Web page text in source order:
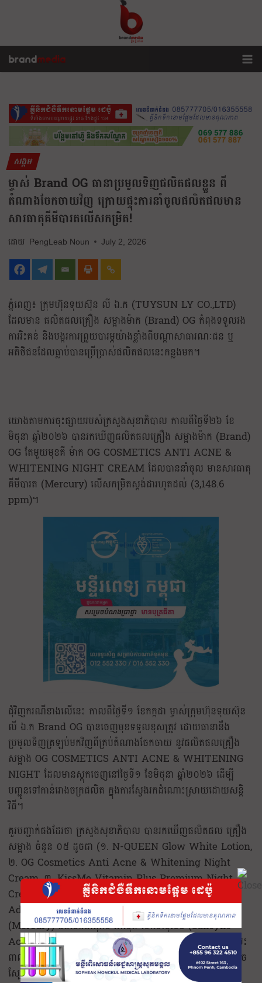
សង្គម
ម្ចាស់ Brand OG ធានាប្រមូលទិញផលិតផលខ្លួន ពី
តំណាងចែកចាយវិញ ក្រោយផ្ទុះការនាំចូលផលិតផលមាន
សារធាតុគីមីបារតលើសកម្រិត!
PengLeab Noun July 2, 2026
ភ្នំពេញ៖ ក្រុមហ៊ុនទុយស៊ុន លី ឯ.ក (TUYSUN LY CO.,LTD)
ដែលមាន ផលិតផលគ្រឿង សម្អាងម៉ាក (Brand) OG កំពុងទទួលរង
ការរិះគន់ និងបង្ករការព្រួយបារម្ភយ៉ាងខ្លាំងពីបណ្ដាសាធារណៈជន ឬ
អតិថិជនដែលធ្លាប់បានប្រើប្រាស់ផលិតផលនេះកន្លងមក។
យោងតាមការចុះផ្សាយរបស់ក្រសួងសុខាភិបាល កាលពីថ្ងៃទី២៦ ខែ
មិថុនា ឆ្នាំ២០២៦ បានរកឃើញផលិតផលគ្រឿង សម្អាងម៉ាក (Brand)
OG តែមួយមុខគឺ ម៉ាក OG COSMETICS ANTI ACNE &
WHITENING NIGHT CREAM ដែលបាននាំចូល មានសារធាតុ
គីមីបារត (Mercury) លើសកម្រិតស្តង់ដារហូតដល់ (3,148.6
ppm)។
ជុំវិញករណីខាងលើនេះ កាលពីថ្ងៃទី១ ខែកក្កដា ម្ចាស់ក្រុមហ៊ុនទុយស៊ុន
លី ឯ.ក Brand OG បានចេញមុខទទួលខុសត្រូវ ដោយធានានឹង
ប្រមូលទិញត្រឡប់មកវិញពីគ្រប់តំណាងចែកចាយ នូវផលិតផលគ្រឿង
សម្អាង OG COSMETICS ANTI ACNE & WHITENING
NIGHT ដែលមានស្តុកចេញនៅថ្ងៃទី១ ខែមិថុនា ឆ្នាំ២០២៦ ដើម្បី
បញ្ជូនទៅកាន់រោងចក្រផលិត ក្នុងការស្វែងរកដំណោះស្រាយដោយសន្តិ
វិធី។
គួរបញ្ជាក់ផងដែរថា ក្រសួងសុខាភិបាល បានរកឃើញផលិតផល គ្រឿង
សម្អាង ចំនួន ០៥ ដូចជា (១. N-QUEEN Glow White Lotion,
២. OG Cosmetics Anti Acne & Whitening Night
Cream, ៣. KissMe Vitamin Plus Premium Night
Cream, ៤. Bliss Night Cream, ៥. Na Sar Clarity
Advance Night Cream) មានផ្ទុក សារធាតុគីមីបារត
(Mercury) និងសារធាតុគីមី អាស៊ីត សាលីស៊ីលិច (Salicylic
Acid) លើសកម្រិតស្ដង់ដាបទដ្ឋាន ដែលសារធាតុគីមីទាំងនោះ អាចប៉ះ
ពាល់ដល់សុខភាពអ្នកប្រើប្រាស់ធ្ងន់ធ្ងរ ដោយប្រឈមជំងឺផ្សេងៗ និងខូច
ស្បែកជាដើម។